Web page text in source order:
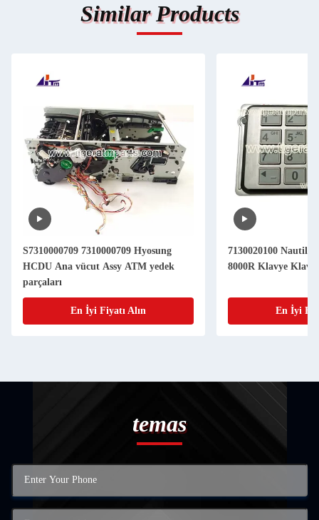
Similar Products
S7310000709 7310000709 Hyosung
HCDU Ana vücut Assy ATM yedek
parçaları
En İyi Fiyatı Alın
7130020100
8000R Klavye
En İyi
temas